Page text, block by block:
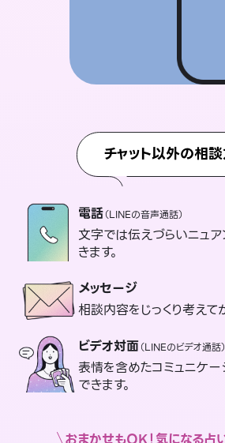
チャット以外の相
電話（LINEの音声通話）
文字では伝えづらいニュ
きます。
メッセージ
相談内容をじっくり考えて
ビデオ対面（LINEのビデオ通話）
表情を含めたコミュニケ
できます。
おまかせもOK！気になる占